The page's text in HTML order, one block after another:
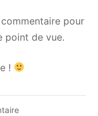
pour
point de vue.
!